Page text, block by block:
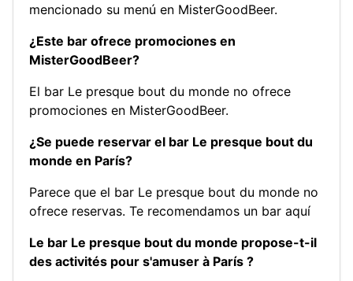
mencionado su menú en MisterGoodBeer.
¿Este bar ofrece promociones en
MisterGoodBeer?
El bar Le presque bout du monde no ofrece
promociones en MisterGoodBeer.
¿Se puede reservar el bar Le presque bout du
monde en París?
Parece que el bar Le presque bout du monde no
ofrece reservas. Te recomendamos un bar aquí
Le bar Le presque bout du monde propose-t-il
des activités pour s'amuser à París ?